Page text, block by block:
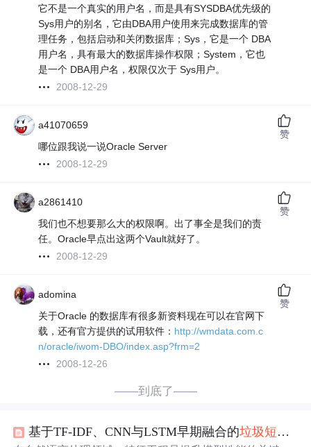
它不是一个真实的用户名，而是具有SYSDBA优先级的
Sys用户的别名，它由DBA用户使用来完成数据库的管
理任务，包括启动和关闭数据库；Sys，它是一个 DBA
用户名，具有最大的数据库操作权限；System，它也
是一个 DBA用户名，权限仅次于 Sys用户。
2008-12-29
a41070659
哪位跟我说一说Oracle Server
2008-12-29
赞
a2861410
我们也不想要那么大的权限啊。出了事全是我们的责
任。Oracle早点出这两个Vault就好了。
2008-12-29
赞
adomina
关于Oracle 的数据库有很多新资料现在可以在官网下
载，还有官方提供的试用软件： http://wmdata.com.c
n/oracle/iwom-DBO/index.asp?frm=2
2008-12-26
赞
——到底了——
基于TF-IDF、CNN与LSTM早期融合的垃圾短信